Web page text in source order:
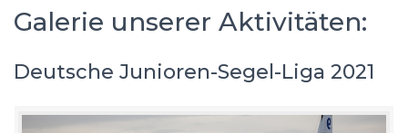
Galerie unserer Aktivitäten:
Deutsche Junioren-Segel-Liga 2021